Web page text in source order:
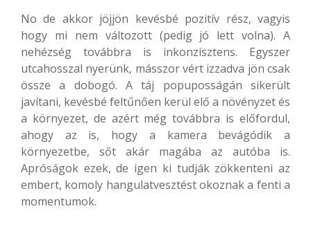
No de akkor jöjjön kevésbé pozitív rész, vagyis
hogy mi nem változott (pedig jó lett volna). A
nehézség továbbra is inkonzisztens. Egyszer
utcahosszal nyerünk, másszor vért izzadva jön csak
össze a dobogó. A táj popuposságán sikerült
javítani, kevésbé feltűnően kerül elő a növényzet és
a környezet, de azért még továbbra is előfordul,
ahogy az is, hogy a kamera bevágódik a
környezetbe, sőt akár magába az autóba is.
Apróságok ezek, de igen ki tudják zökkenteni az
embert, komoly hangulatvesztést okoznak a fenti a
momentumok.